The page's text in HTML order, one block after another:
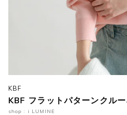
KBF
KBF フラットパターンクル
shop : i LUMINE